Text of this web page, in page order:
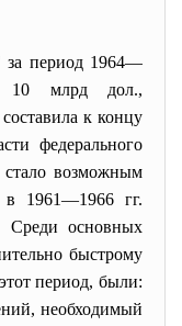
за период 1964—
10 млрд дол.,
к концу
федерального
стало возможным
в 1961—1966 гг.
основных
быстрому
период, были:
необходимый